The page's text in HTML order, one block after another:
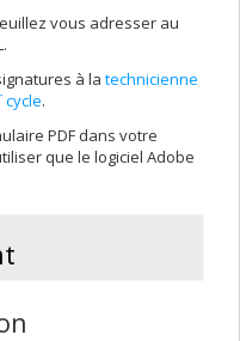
vous adresser au
à la technicienne
cycle.
PDF dans votre
que le logiciel Adobe